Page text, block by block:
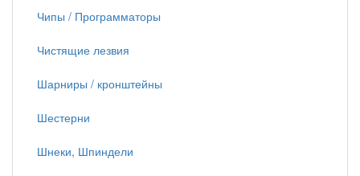
Чипы / Программаторы
Чистящие лезвия
Шарниры / кронштейны
Шестерни
Шнеки, Шпиндели